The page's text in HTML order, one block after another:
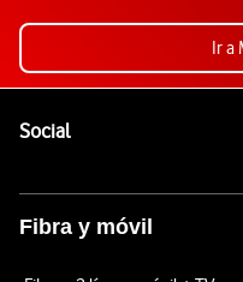
Ir a
SocialEnlaces a las redes
Fibra y móvil